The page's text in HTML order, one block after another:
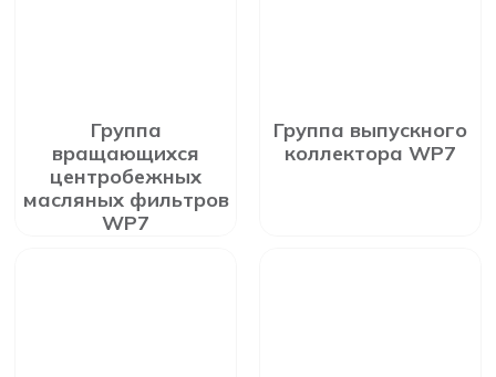
Группа
вращающихся
центробежных
масляных фильтров
WP7
Группа выпускного
коллектора WP7